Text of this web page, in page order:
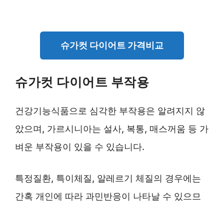
슈가컷 다이어트 가격비교
슈가컷 다이어트 부작용
건강기능식품으로 심각한 부작용은 알려지지 않
았으며, 가르시니아는 설사, 복통, 매스꺼움 등 가
벼운 부작용이 있을 수 있습니다.
특정질환, 특이체질, 알레르기 체질의 경우에는
간혹 개인에 따라 과민반응이 나타날 수 있으므